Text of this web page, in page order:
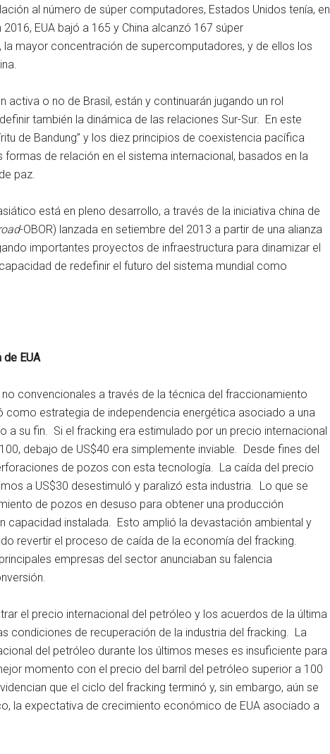
al número de súper computadores, Estados Unidos tenía, en
EUA bajó a 165 y China alcanzó 167 súper
la mayor concentración de supercomputadores, y de ellos los
activa o no de Brasil, están y continuarán jugando un rol
también la dinámica de las relaciones Sur-Sur. En este
de Bandung” y los diez principios de coexistencia pacífica
de relación en el sistema internacional, basados en la
paz.
está en pleno desarrollo, a través de la iniciativa china de
-OBOR) lanzada en setiembre del 2013 a partir de una alianza
importantes proyectos de infraestructura para dinamizar el
de redefinir el futuro del sistema mundial como
EUA
convencionales a través de la técnica del fraccionamiento
como estrategia de independencia energética asociado a una
a su fin. Si el fracking era estimulado por un precio internacional
debajo de US$40 era simplemente inviable. Desde fines del
de pozos con esta tecnología. La caída del precio
a US$30 desestimuló y paralizó esta industria. Lo que se
de pozos en desuso para obtener una producción
capacidad instalada. Esto amplió la devastación ambiental y
revertir el proceso de caída de la economía del fracking.
empresas del sector anunciaban su falencia
el precio internacional del petróleo y los acuerdos de la última
condiciones de recuperación de la industria del fracking. La
del petróleo durante los últimos meses es insuficiente para
momento con el precio del barril del petróleo superior a 100
que el ciclo del fracking terminó y, sin embargo, aún se
la expectativa de crecimiento económico de EUA asociado a